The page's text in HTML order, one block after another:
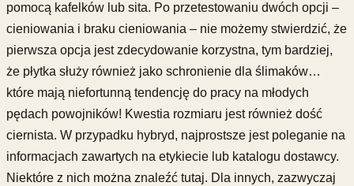
pomocą kafelków lub sita. Po przetestowaniu dwóch opcji –
cieniowania i braku cieniowania – nie możemy stwierdzić, że
pierwsza opcja jest zdecydowanie korzystna, tym bardziej,
że płytka służy również jako schronienie dla ślimaków…
które mają niefortunną tendencję do pracy na młodych
pędach powojników! Kwestia rozmiaru jest również dość
ciernista. W przypadku hybryd, najprostsze jest poleganie na
informacjach zawartych na etykiecie lub katalogu dostawcy.
Niektóre z nich można znaleźć tutaj. Dla innych, zazwyczaj